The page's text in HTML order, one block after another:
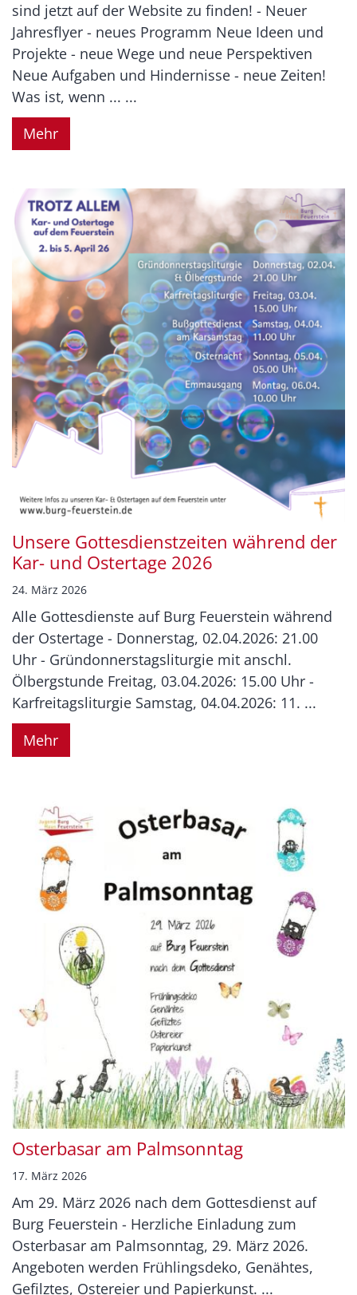
sind jetzt auf der Website zu finden! - Neuer
Jahresflyer - neues Programm Neue Ideen und
Projekte - neue Wege und neue Perspektiven
Neue Aufgaben und Hindernisse - neue Zeiten!
Was ist, wenn ... ...
Mehr
Unsere Gottesdienstzeiten während der
Kar- und Ostertage 2026
24. März 2026
Alle Gottesdienste auf Burg Feuerstein während
der Ostertage - Donnerstag, 02.04.2026: 21.00
Uhr - Gründonnerstagsliturgie mit anschl.
Ölbergstunde Freitag, 03.04.2026: 15.00 Uhr -
Karfreitagsliturgie Samstag, 04.04.2026: 11. ...
Mehr
Osterbasar am Palmsonntag
17. März 2026
Am 29. März 2026 nach dem Gottesdienst auf
Burg Feuerstein - Herzliche Einladung zum
Osterbasar am Palmsonntag, 29. März 2026.
Angeboten werden Frühlingsdeko, Genähtes,
Gefilztes, Ostereier und Papierkunst. ...